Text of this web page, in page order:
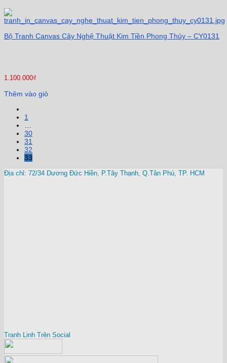
Bộ Tranh Canvas Cây Nghệ Thuật Kim Tiền Phong Thủy – CY0131
1.100.000₫
Thêm vào giỏ
1
30
31
32
33
Địa chỉ: 72/34 Dương Đức Hiền, P.Tây Thạnh, Q.Tân Phú, TP. HCM
Tranh Linh Trên Social